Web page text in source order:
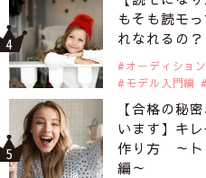
もそも読モ
れなれるの？
オーディション
モデル入門編
【合格の秘
います】キ
作り方 ～ト
編～